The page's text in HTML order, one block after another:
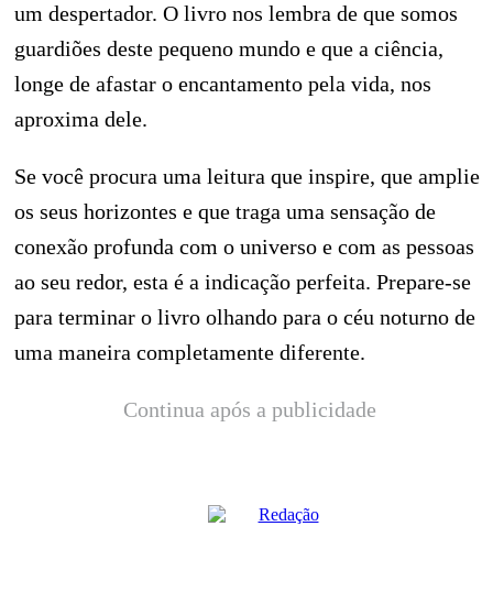
um despertador. O livro nos lembra de que somos
guardiões deste pequeno mundo e que a ciência,
longe de afastar o encantamento pela vida, nos
aproxima dele.
Se você procura uma leitura que inspire, que amplie
os seus horizontes e que traga uma sensação de
conexão profunda com o universo e com as pessoas
ao seu redor, esta é a indicação perfeita. Prepare-se
para terminar o livro olhando para o céu noturno de
uma maneira completamente diferente.
Continua após a publicidade